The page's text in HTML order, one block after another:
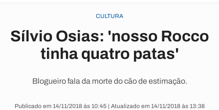
CULTURA
Sílvio Osias: 'nosso Rocco
tinha quatro patas'
Blogueiro fala da morte do cão de estimação.
Publicado em 14/11/2018 às 10:45 | Atualizado em 14/11/2018 às 13:38